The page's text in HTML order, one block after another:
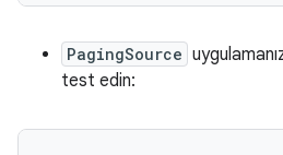
PagingSource
test edin: